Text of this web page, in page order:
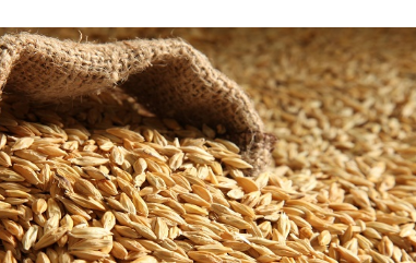
واحة المرأة
منذ 9 سنوات